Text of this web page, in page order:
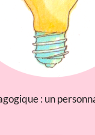
: un